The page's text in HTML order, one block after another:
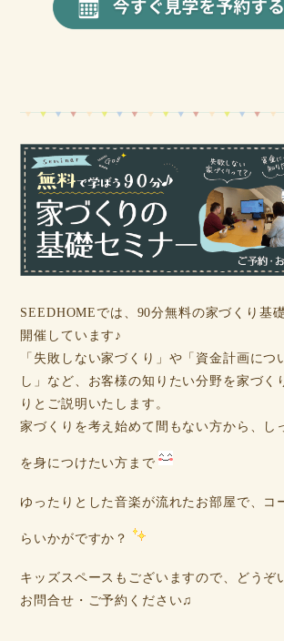
SEEDHOMEでは、90分無料の家づくり基
開催しています♪
「失敗しない家づくり」や「資金計画につ
し」など、お客様の知りたい分野を家づく
りとご説明いたします。
家づくりを考え始めて間もない方から、し
を身につけたい方まで
ゆったりとした音楽が流れたお部屋で、コ
らいかがですか？
キッズスペースもございますので、どうぞ
お問合せ・ご予約ください♫